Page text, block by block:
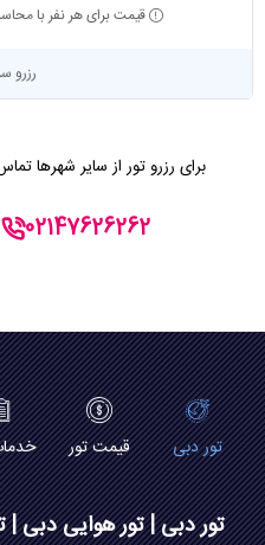
قیمت برای هر نفر با
رزرو
برای رزرو تور از سایر شهرها
02147626262
تور دبی قیمت تور
تور دبی | تور هوایی دبی |